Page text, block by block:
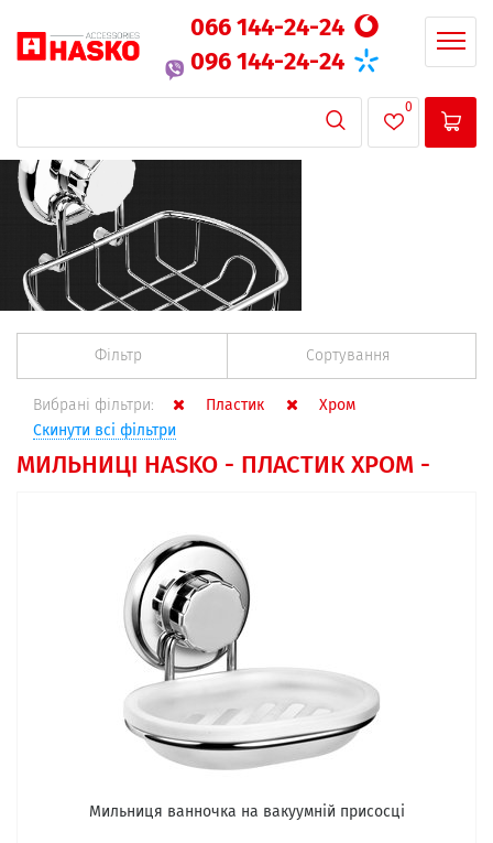
066 144-24-24
096 144-24-24
0
Фільтр Сортування
Вибрані фільтри: Пластик
Хром
Скинути всі фільтри
МИЛЬНИЦІ HASKO - ПЛАСТИК ХРОМ -
Мильниця ванночка на вакуумній присосці